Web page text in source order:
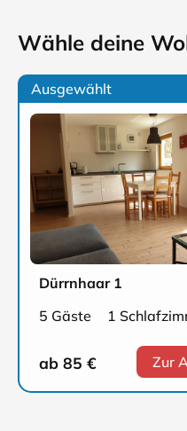
Wähle deine
Ausgewählt
Dürrnhaar 1
5 Gäste
1
ab 85 € Zur